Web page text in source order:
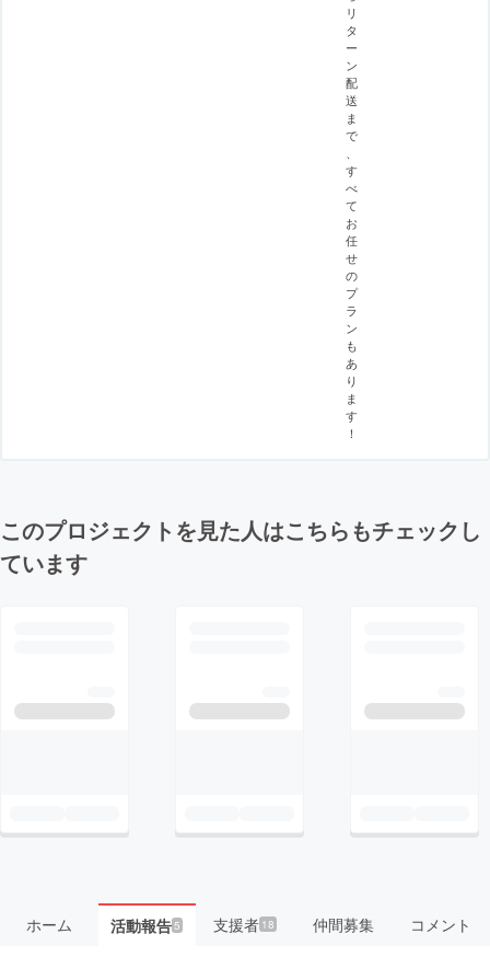
リ
タ
ー
ン
配
送
ま
で
、
す
べ
て
お
任
せ
の
プ
ラ
ン
も
あ
り
ま
す
！
このプロジェクトを見た人はこちらもチェックし
ています
ホーム 活動報告5 支援者 18 仲間募集 コメント